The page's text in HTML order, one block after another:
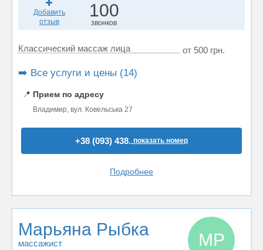
Добавить
отзыв
100
звонков
Классический массаж лица от 500 грн.
➡️ Все услуги и цены (14)
📍 Прием по адресу
Владимир, вул. Ковельська 27
+38 (093) 438..показать номер
Подробнее
Марьяна Рыбка
массажист МР